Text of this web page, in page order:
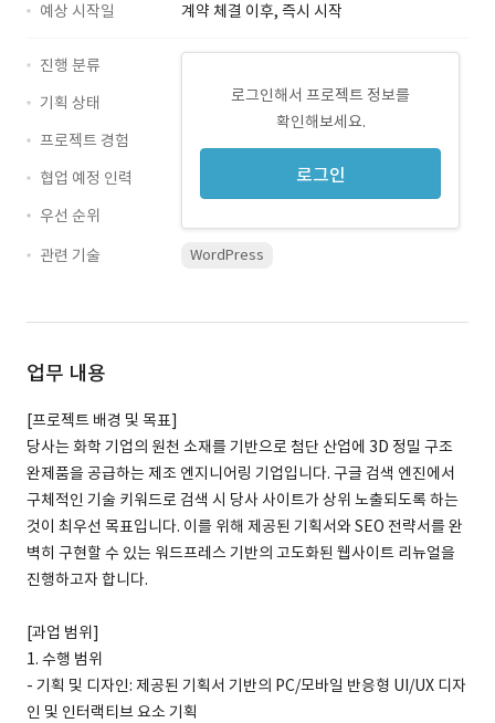
예상 시작일
계약 체결 이후, 즉시 시작
로그인해서 프로젝트 정보를
확인해보세요.
로그인
진행 분류
기획 상태
프로젝트 경험
협업 예정 인력
우선 순위
관련 기술
WordPress
업무 내용
[프로젝트 배경 및 목표]
당사는 화학 기업의 원천 소재를 기반으로 첨단 산업에 3D 정밀 구조
완제품을 공급하는 제조 엔지니어링 기업입니다. 구글 검색 엔진에서
구체적인 기술 키워드로 검색 시 당사 사이트가 상위 노출되도록 하는
것이 최우선 목표입니다. 이를 위해 제공된 기획서와 SEO 전략서를 완
벽히 구현할 수 있는 워드프레스 기반의 고도화된 웹사이트 리뉴얼을
진행하고자 합니다.
[과업 범위]
1. 수행 범위
- 기획 및 디자인: 제공된 기획서 기반의 PC/모바일 반응형 UI/UX 디자
인 및 인터랙티브 요소 기획